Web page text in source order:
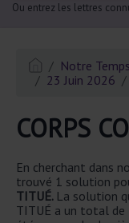
Ou entrez les lettres
Notre
23 Juin 2026
CORPS
En cherchant dans
trouvé 1 solution
TITUÉ. La solution
TITUÉ a un total de